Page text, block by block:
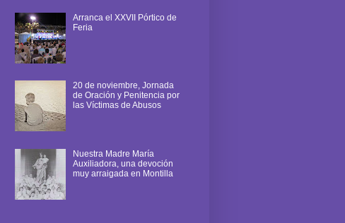
Arranca el XXVII Pórtico de
Feria
20 de noviembre, Jornada
de Oración y Penitencia por
las Víctimas de Abusos
Nuestra Madre María
Auxiliadora, una devoción
muy arraigada en Montilla